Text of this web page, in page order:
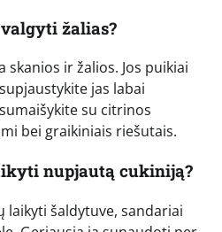
žalias?
skanios ir žalios. Jos puikiai
jas labai
su citrinos
bei graikiniais riešutais.
nupjautą cukiniją?
laikyti šaldytuve, sandariai